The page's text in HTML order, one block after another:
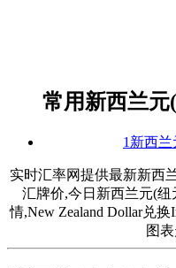
常用新西兰
1新西
实时汇率网提供最新新西
汇牌价,今日新西兰元(
情,New Zealand Dollar兑
图